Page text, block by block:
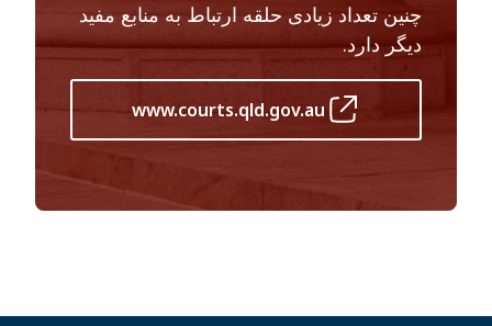
چنین تعداد زیادی حلقه ارتباط به منابع مفید
دیگر دارد.
www.courts.qld.gov.au